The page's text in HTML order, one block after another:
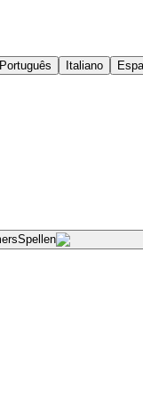
Português Italiano
Spellen